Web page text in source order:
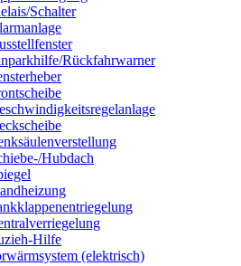
Schalter
Rückfahrwarner
Hubdach
Hilfe
(elektrisch)